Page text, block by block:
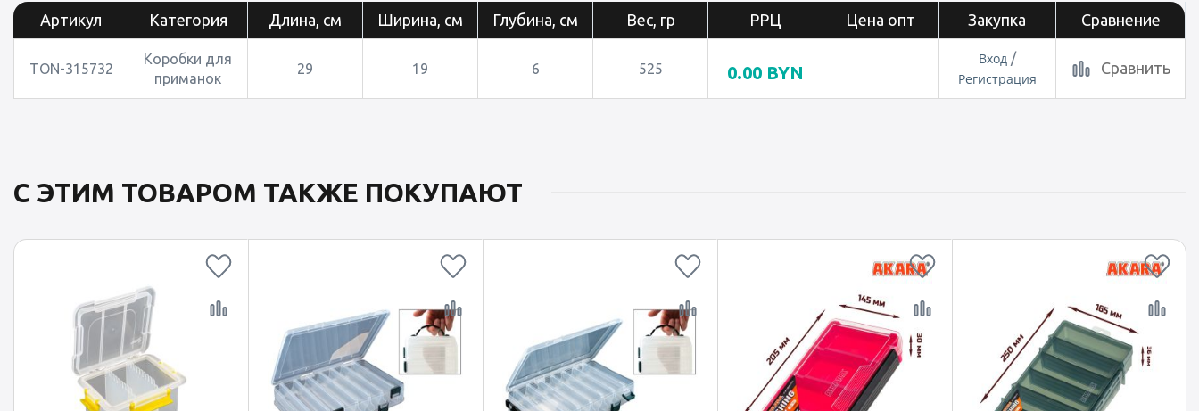
Артикул Категория Длина, см Ширина, см Глубина, см Вес, гр РРЦ Цена опт Закупка Сравнение
TON-315732
Коробки для
приманок
29 19 6 525 0.00 BYN
Вход /
Регистрация
Сравнить
С ЭТИМ ТОВАРОМ ТАКЖЕ ПОКУПАЮТ